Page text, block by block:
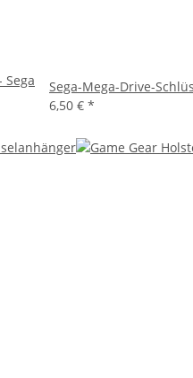
Sega
Sega-Mega-Drive-
6,50 € *